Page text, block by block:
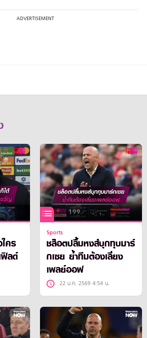
คร
ลด์
Sports
ชล็อตปลื้มหงส์บุกทุบมาร์
กเซย ย้ำทีมต้องเลี่ยง
เพลย์ออฟ
22 ม.ค. 2569 4:54 น.